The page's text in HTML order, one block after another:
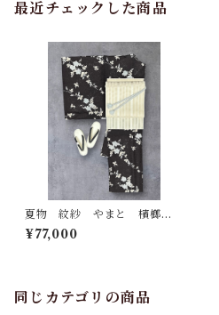
最近チェックした商品
夏物 紋紗 やまと 檳榔子
染色の地 お洒落な地紋 上
品な草花の柄 小紋 裄丈 70
¥77,000
同じカテゴリの商品